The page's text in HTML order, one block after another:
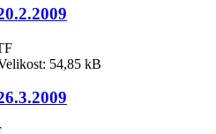
54,85 kB